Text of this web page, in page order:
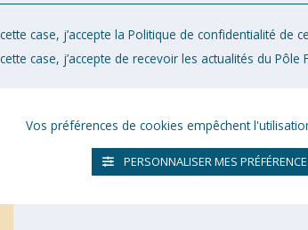
case, j’accepte la Politique de confidentialité de
case, j’accepte de recevoir les actualités du Pôle
Vos préférences de cookies empêchent
PERSONNALISER MES